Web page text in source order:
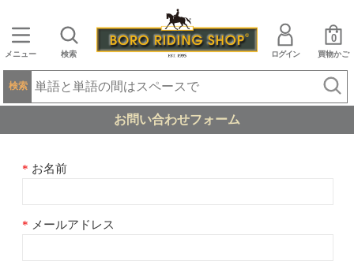
メニュー 検索 ログイン 買物かご
0
検索
お問い合わせフォーム
お名前
メールアドレス